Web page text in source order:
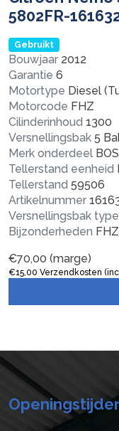
5802FR-
Gebruikt
Bouwjaar 2012
Garantie 6
Motortype Diesel
Motorcode FHZ
Cilinderinhoud 1300
Versnellingsbak 5
Merk onderdeel
Tellerstand eenheid
Tellerstand 59506
Artikelnummer
Versnellingsbak type
Bijzonderheden FHZ
€70,00 (marge)
€15,00 Verzendkosten